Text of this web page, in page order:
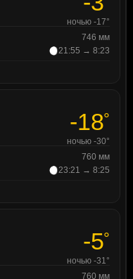
ночью -17°
746 мм
21:55 → 8:23
-18°
ночью -30°
760 мм
23:21 → 8:25
-5°
ночью -31°
760 мм